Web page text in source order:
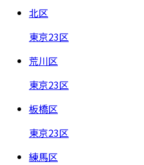
北区
東京23区
荒川区
東京23区
板橋区
東京23区
練馬区